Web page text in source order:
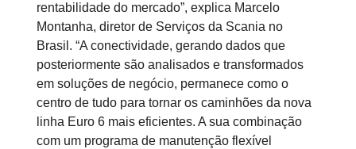
rentabilidade do mercado”, explica Marcelo
Montanha, diretor de Serviços da Scania no
Brasil. “A conectividade, gerando dados que
posteriormente são analisados e transformados
em soluções de negócio, permanece como o
centro de tudo para tornar os caminhões da nova
linha Euro 6 mais eficientes. A sua combinação
com um programa de manutenção flexível